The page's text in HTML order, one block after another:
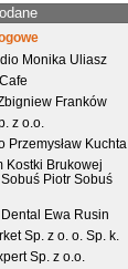
Monika Uliasz
Franków
z o.o.
Przemysław Kuchta
Kostki Brukowej
Piotr Sobuś
Ewa Rusin
Sp. z o. o. Sp. k.
Sp. z o.o.